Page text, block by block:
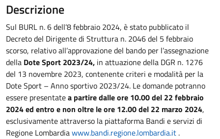
Descrizione
Sul BURL n. 6 dell’8 febbraio 2024, è stato pubblicato il
Decreto del Dirigente di Struttura n. 2046 del 5 febbraio
scorso, relativo all’approvazione del bando per l’assegnazione
della Dote Sport 2023/24, in attuazione della DGR n. 1276
del 13 novembre 2023, contenente criteri e modalità per la
Dote Sport – Anno sportivo 2023/24. Le domande potranno
essere presentatea partire dalle ore 10.00 del 22 febbraio
2024 ed entro e non oltre le ore 12.00 del 22 marzo 2024,
esclusivamente attraverso la piattaforma Bandi e servizi di
Regione Lombardiawww.bandi.regione.lombardia.it .